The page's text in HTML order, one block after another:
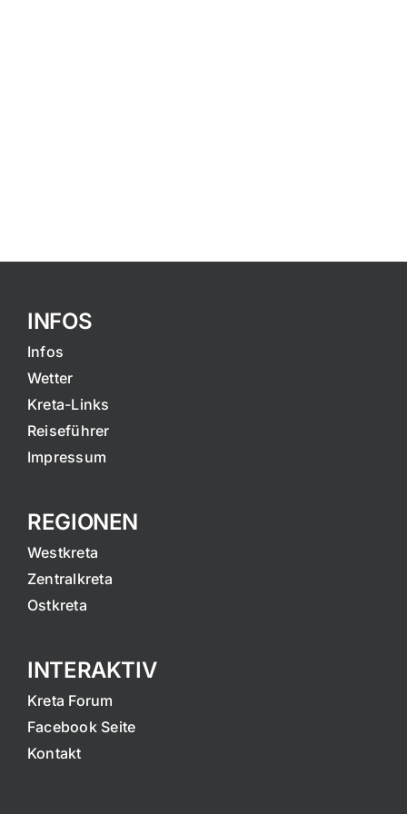
INFOS
Infos
Wetter
Kreta-Links
Reiseführer
Impressum
REGIONEN
Westkreta
Zentralkreta
Ostkreta
INTERAKTIV
Kreta Forum
Facebook Seite
Kontakt